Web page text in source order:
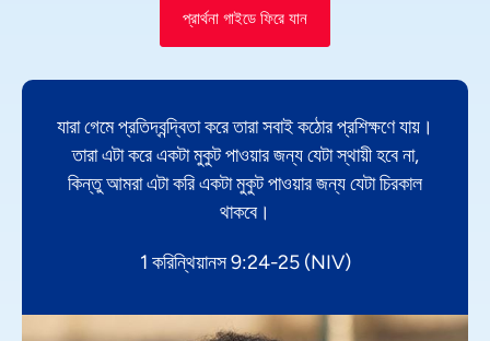
প্রার্থনা গাইডে ফিরে যান
যারা গেমে প্রতিদ্বন্দ্বিতা করে তারা সবাই কঠোর প্রশিক্ষণে যায়।
তারা এটা করে একটা মুকুট পাওয়ার জন্য যেটা স্থায়ী হবে না,
কিন্তু আমরা এটা করি একটা মুকুট পাওয়ার জন্য যেটা চিরকাল
থাকবে।
1 করিন্থিয়ানস 9:24-25 (NIV)